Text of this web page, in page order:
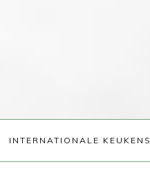
INTERNATIONALE KEUKENS